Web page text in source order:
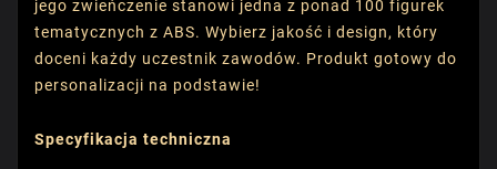
jego zwieńczenie stanowi jedna z ponad 100 figurek
tematycznych z ABS. Wybierz jakość i design, który
doceni każdy uczestnik zawodów. Produkt gotowy do
personalizacji na podstawie!
Specyfikacja techniczna